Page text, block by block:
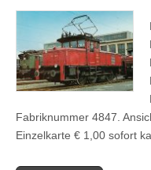
Fabriknummer 4847.
Einzelkarte € 1,00 sofort